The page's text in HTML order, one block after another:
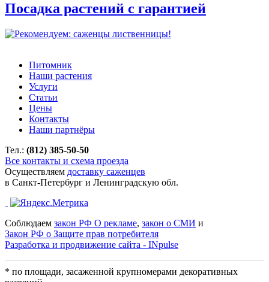
Посадка растений с гарантией
Питомник
Наши растения
Услуги
Статьи
Цены
Контакты
Наши партнёры
Тел.: (812) 385-50-50
Все контакты и схема проезда
Осуществляем доставку саженцев
в Санкт-Петербург и Ленинградскую обл.
Соблюдаем закон РФ О рекламе, закон о СМИ и
Закон РФ о Защите прав потребителя
Разработка и продвижение сайта - INpulse
* по площади, засаженной крупномерами декоративных